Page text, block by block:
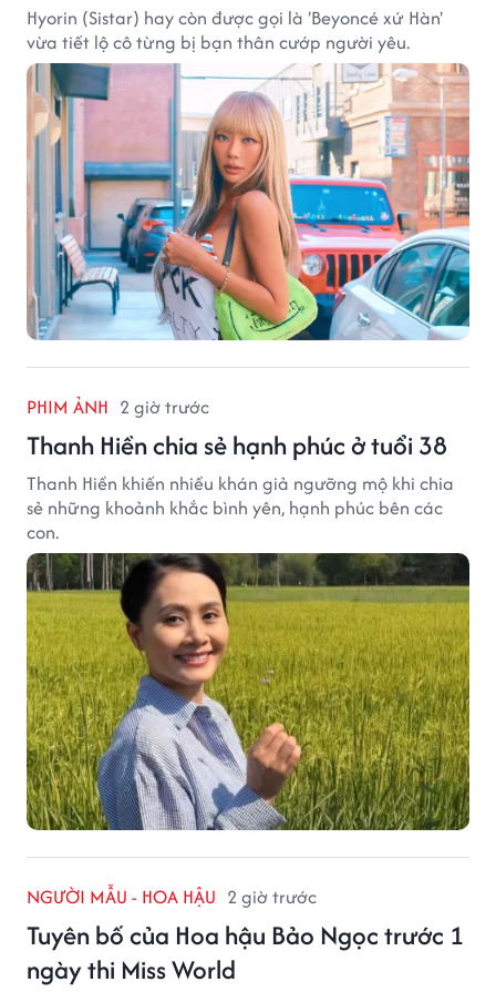
Hyorin (Sistar) hay còn được gọi là 'Beyoncé xứ Hàn'
vừa tiết lộ cô từng bị bạn thân cướp người yêu.
PHIM ẢNH 2 giờ trước
Thanh Hiền chia sẻ hạnh phúc ở tuổi 38
Thanh Hiền khiến nhiều khán giả ngưỡng mộ khi chia
sẻ những khoảnh khắc bình yên, hạnh phúc bên các
con.
NGƯỜI MẪU - HOA HẬU 2 giờ trước
Tuyên bố của Hoa hậu Bảo Ngọc trước 1
ngày thi Miss World